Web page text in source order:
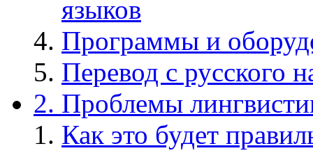
языков
Программы и
Перевод с русского
2. Проблемы
Как это будет